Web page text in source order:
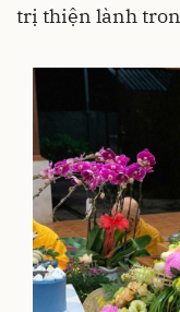
trị thiện lành